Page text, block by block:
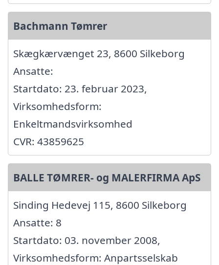
Bachmann Tømrer
Skægkærvænget 23, 8600 Silkeborg
Ansatte:
Startdato: 23. februar 2023,
Virksomhedsform:
Enkeltmandsvirksomhed
CVR: 43859625
BALLE TØMRER- og MALERFIRMA ApS
Sinding Hedevej 115, 8600 Silkeborg
Ansatte: 8
Startdato: 03. november 2008,
Virksomhedsform: Anpartsselskab